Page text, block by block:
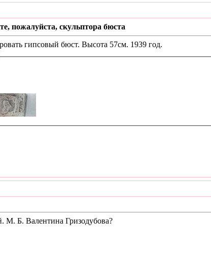
пожалуйста, скульптора бюста
гипсовый бюст. Высота 57см. 1939 год.
М. Б. Валентина Гризодубова?